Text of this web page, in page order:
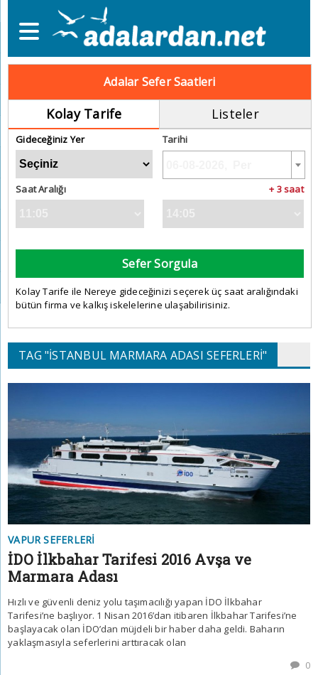
Adalar Sefer Saatleri
Kolay Tarife Listeler
Gideceğiniz Yer Tarihi
Saat Aralığı + 3 saat
Sefer Sorgula
Kolay Tarife ile Nereye gideceğinizi seçerek üç saat aralığındaki
bütün firma ve kalkış iskelelerine ulaşabilirisiniz.
TAG "ISTANBUL MARMARA ADASI SEFERLERI"
VAPUR SEFERLERI
İDO İlkbahar Tarifesi 2016 Avşa ve
Marmara Adası
Hızlı ve güvenli deniz yolu taşımacılığı yapan İDO İlkbahar
Tarifesi’ne başlıyor. 1 Nisan 2016’dan itibaren İlkbahar Tarifesi’ne
başlayacak olan İDO’dan müjdeli bir haber daha geldi. Baharın
yaklaşmasıyla seferlerini arttıracak olan
0